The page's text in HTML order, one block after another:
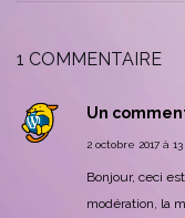
1 COMMENTAIRE
Un
2 octobre 2017 à
Bonjour, ceci
modération, la